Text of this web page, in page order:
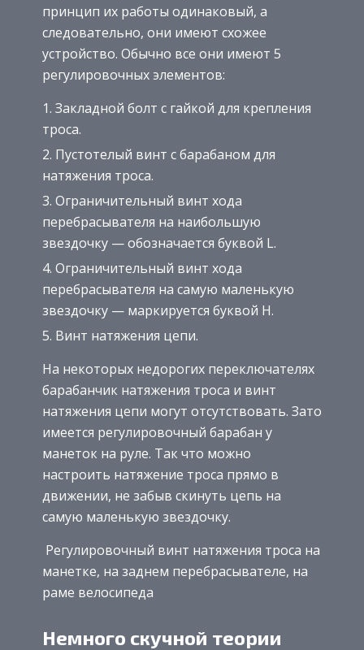
принцип их работы одинаковый, а
следовательно, они имеют схожее
устройство. Обычно все они имеют 5
регулировочных элементов:
Закладной болт с гайкой для крепления
троса.
Пустотелый винт с барабаном для
натяжения троса.
Ограничительный винт хода
перебрасывателя на наибольшую
звездочку — обозначается буквой L.
Ограничительный винт хода
перебрасывателя на самую маленькую
звездочку — маркируется буквой H.
Винт натяжения цепи.
На некоторых недорогих переключателях
барабанчик натяжения троса и винт
натяжения цепи могут отсутствовать. Зато
имеется регулировочный барабан у
манеток на руле. Так что можно
настроить натяжение троса прямо в
движении, не забыв скинуть цепь на
самую маленькую звездочку.
Регулировочный винт натяжения троса на
манетке, на заднем перебрасывателе, на
раме велосипеда
Немного скучной теории